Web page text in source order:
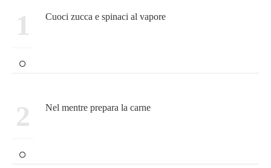
1 Cuoci zucca e spinaci al vapore
2 Nel mentre prepara la carne